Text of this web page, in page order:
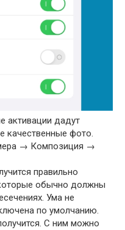
активации дадут
качественные фото.
→ Композиция →
правильно
обычно должны
Ума не
по умолчанию.
С ним можно